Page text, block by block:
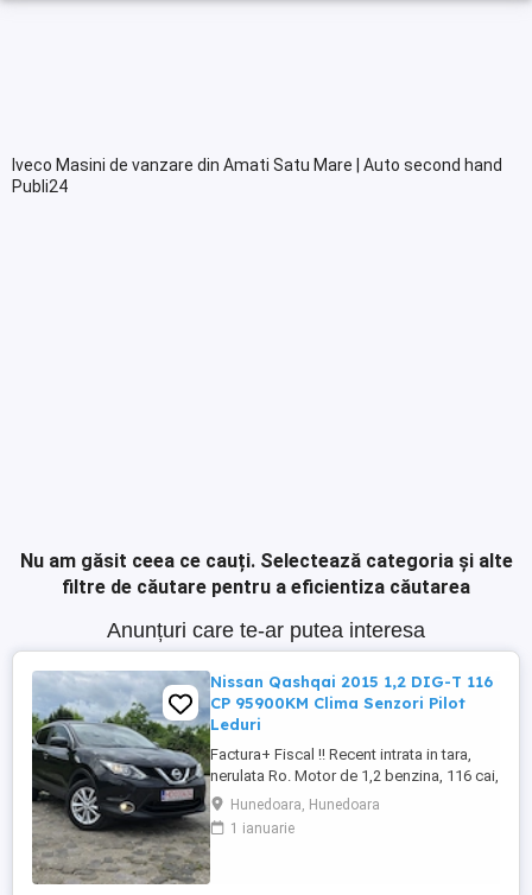
Iveco Masini de vanzare din Amati Satu Mare | Auto second hand
Publi24
Nu am găsit ceea ce cauți. Selectează categoria și alte
filtre de căutare pentru a eficientiza căutarea
Anunțuri care te-ar putea interesa
Nissan Qashqai 2015 1,2 DIG-T 116
CP 95900KM Clima Senzori Pilot
Leduri
Factura+ Fiscal !! Recent intrata in tara,
nerulata Ro. Motor de 1,2 benzina, 116 cai,
4 pistoane, distributie Lant Cutie manuala
6+1 95900 km Absolut Reali. carte service,
facturi de intretinere. Ultimu service la 13.
Hunedoara, Hunedoara
1 ianuarie